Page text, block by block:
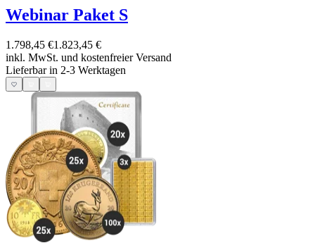
Webinar Paket S
1.798,45 €1.823,45 €
inkl. MwSt. und kostenfreier Versand
Lieferbar in 2-3 Werktagen